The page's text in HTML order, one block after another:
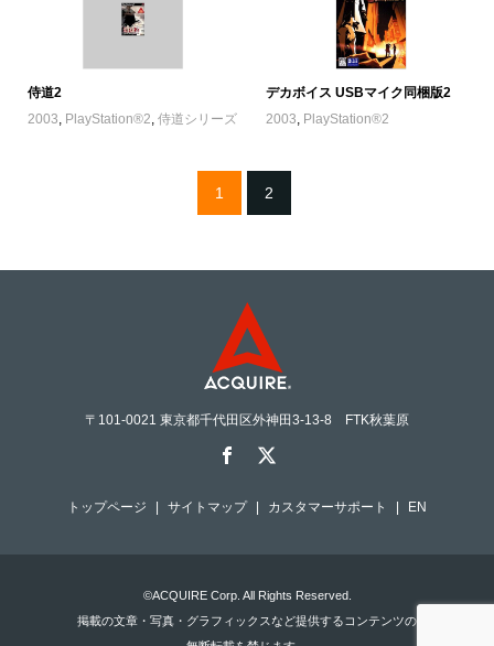
侍道2
2003, PlayStation®2, 侍道シリーズ
デカボイス USBマイク同梱版2
2003, PlayStation®2
1 2
〒101-0021 東京都千代田区外神田3-13-8 FTK秋葉原
トップページ サイトマップ カスタマーサポート EN
©ACQUIRE Corp. All Rights Reserved.
掲載の文章・写真・グラフィックスなど提供するコンテンツの